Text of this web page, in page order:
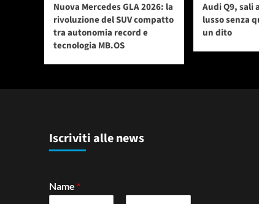
Nuova Mercedes GLA 2026: la
rivoluzione del SUV compatto
tra autonomia record e
tecnologia MB.OS
Audi Q9, sali
lusso senza
un dito
Iscriviti alle news
Name *